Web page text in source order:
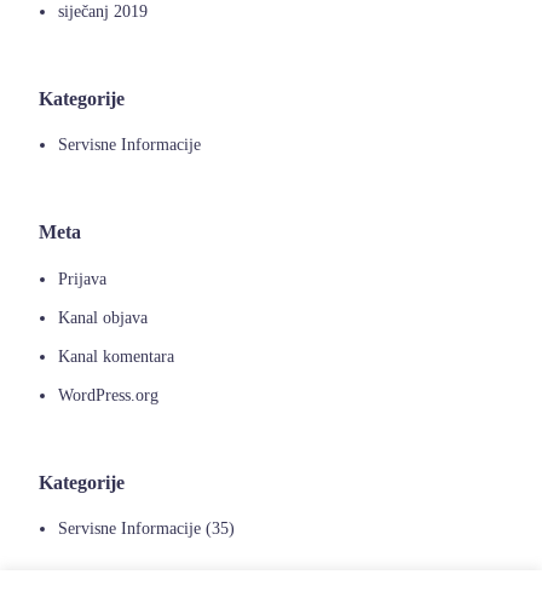
siječanj 2019
Kategorije
Servisne Informacije
Meta
Prijava
Kanal objava
Kanal komentara
WordPress.org
Kategorije
Servisne Informacije (35)